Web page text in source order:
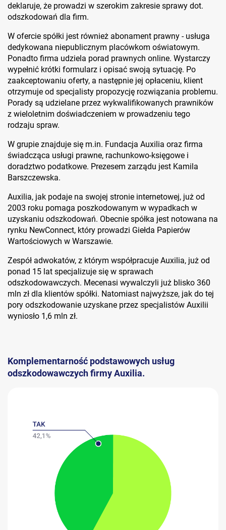
deklaruje, że prowadzi w szerokim zakresie sprawy dot.
odszkodowań dla firm.
W ofercie spółki jest również abonament prawny - usługa
dedykowana niepublicznym placówkom oświatowym.
Ponadto firma udziela porad prawnych online. Wystarczy
wypełnić krótki formularz i opisać swoją sytuację. Po
zaakceptowaniu oferty, a następnie jej opłaceniu, klient
otrzymuje od specjalisty propozycję rozwiązania problemu.
Porady są udzielane przez wykwalifikowanych prawników
z wieloletnim doświadczeniem w prowadzeniu tego
rodzaju spraw.
W grupie znajduje się m.in. Fundacja Auxilia oraz firma
świadcząca usługi prawne, rachunkowo-księgowe i
doradztwo podatkowe. Prezesem zarządu jest Kamila
Barszczewska.
Auxilia, jak podaje na swojej stronie internetowej, już od
2003 roku pomaga poszkodowanym w wypadkach w
uzyskaniu odszkodowań. Obecnie spółka jest notowana na
rynku NewConnect, który prowadzi Giełda Papierów
Wartościowych w Warszawie.
Zespół adwokatów, z którym współpracuje Auxilia, już od
ponad 15 lat specjalizuje się w sprawach
odszkodowawczych. Mecenasi wywalczyli już blisko 360
mln zł dla klientów spółki. Natomiast najwyższe, jak do tej
pory odszkodowanie uzyskane przez specjalistów Auxilii
wyniosło 1,6 mln zł.
Komplementarność podstawowych usług
odszkodowawczych firmy Auxilia.